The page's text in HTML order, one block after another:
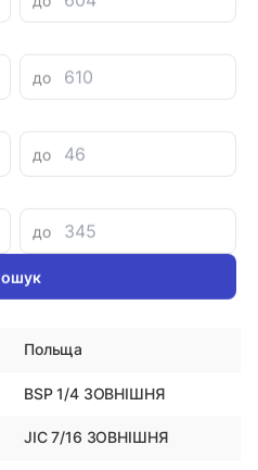
до
до
до
сумму 1000 грн.
DPRS
Польща
BSP 1/4 ЗОВНІШНЯ
JIC 7/16 ЗОВНІШНЯ